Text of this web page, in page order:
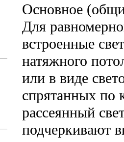
Основное
Для
встроенные
натяжного
или в виде
спрятанных по
рассеянный
подчеркивают